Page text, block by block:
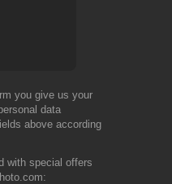
you give us your
data
above according
with special offers